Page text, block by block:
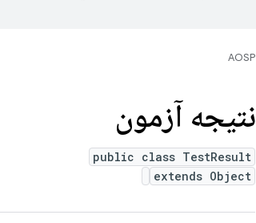
AOSP
نتیجه آزمون
public class TestResult
extends Object